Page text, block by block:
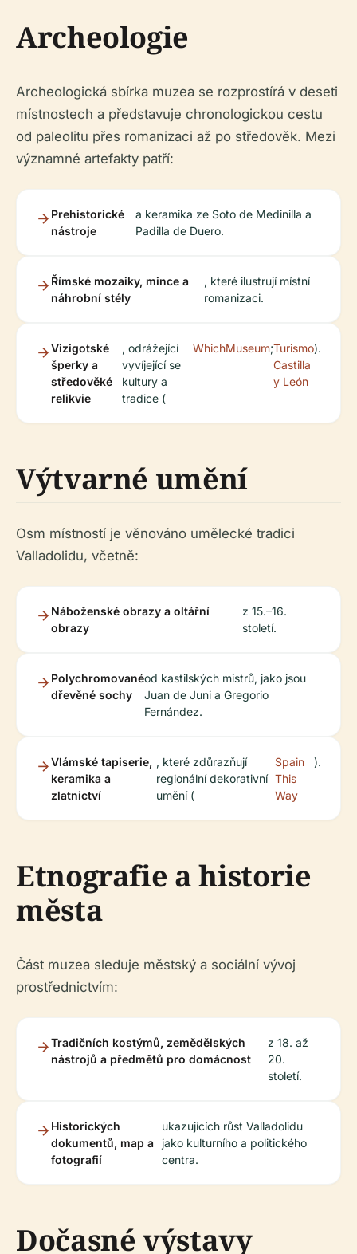
Archeologie
Archeologická sbírka muzea se rozprostírá v deseti
místnostech a představuje chronologickou cestu
od paleolitu přes romanizaci až po středověk. Mezi
významné artefakty patří:
Prehistorické
nástroje
a keramika ze Soto de Medinilla a
Padilla de Duero.
Římské mozaiky, mince a
náhrobní stély
, které ilustrují místní
romanizaci.
Vizigotské
šperky a
středověké
relikvie
, odrážející
vyvíjející se
kultury a
tradice (
WhichMuseum;Turismo
Castilla
y León
).
Výtvarné umění
Osm místností je věnováno umělecké tradici
Valladolidu, včetně:
Náboženské obrazy a oltářní
obrazy
z 15.–16.
století.
Polychromované
dřevěné sochy
od kastilských mistrů, jako jsou
Juan de Juni a Gregorio
Fernández.
Vlámské tapiserie,
keramika a
zlatnictví
, které zdůrazňují
regionální dekorativní
umění (
Spain
This
Way
).
Etnografie a historie
města
Část muzea sleduje městský a sociální vývoj
prostřednictvím:
Tradičních kostýmů, zemědělských
nástrojů a předmětů pro domácnost
z 18. až
20.
století.
Historických
dokumentů, map a
fotografií
ukazujících růst Valladolidu
jako kulturního a politického
centra.
Dočasné výstavy